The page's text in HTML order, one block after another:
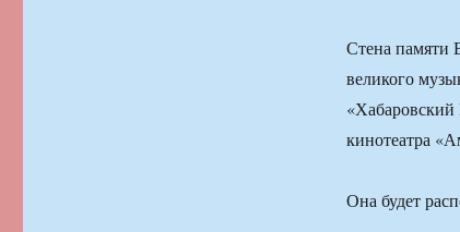
Стена памяти
великого
«Хабаровский
кинотеатра
Она будет